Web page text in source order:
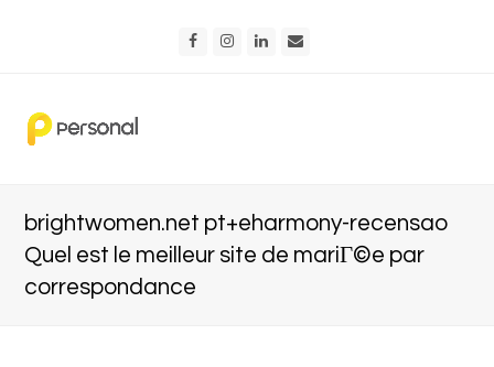
FacebookInstagram
LinkedIn
brightwomen.net pt+eharmony-recensao
Quel est le meilleur site de mariГ©e par
correspondance